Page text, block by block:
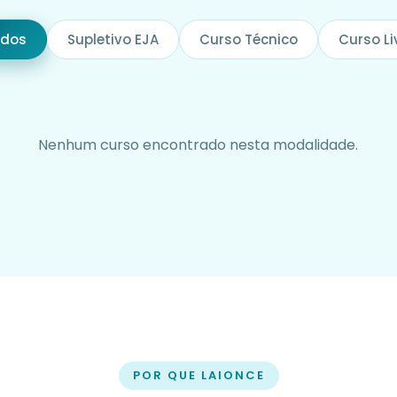
Supletivo EJA Curso Técnico Curso
Nenhum curso encontrado nesta modalidade.
POR QUE LAIONCE